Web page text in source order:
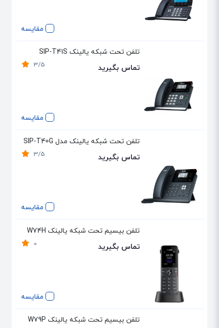
مقایسه
مقایسه
تلفن تحت شبکه یالینک SIP-T41S
3/5 تماس بگیرید
مقایسه
تلفن تحت شبکه یالینک مدل SIP-T40G
3/5 تماس بگیرید
مقایسه
تلفن بیسیم تحت شبکه یالینک W74H
0 تماس بگیرید
تلفن بیسیم تحت شبکه یالینک W79P